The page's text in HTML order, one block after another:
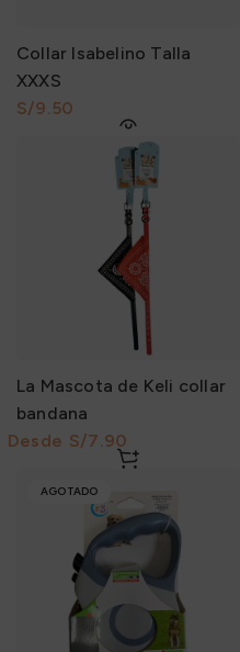
Collar Isabelino Talla
XXXS
S/
La Mascota de Keli collar
bandana
S/
AGOTADO